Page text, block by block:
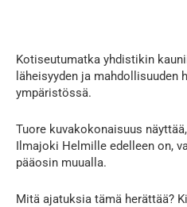
Kotiseutumatka yhdistikin
läheisyyden ja mahdollisuuden
ympäristössä.
Tuore kuvakokonaisuus
Ilmajoki Helmille edelleen on,
pääosin muualla.
Mitä ajatuksia tämä herättää?